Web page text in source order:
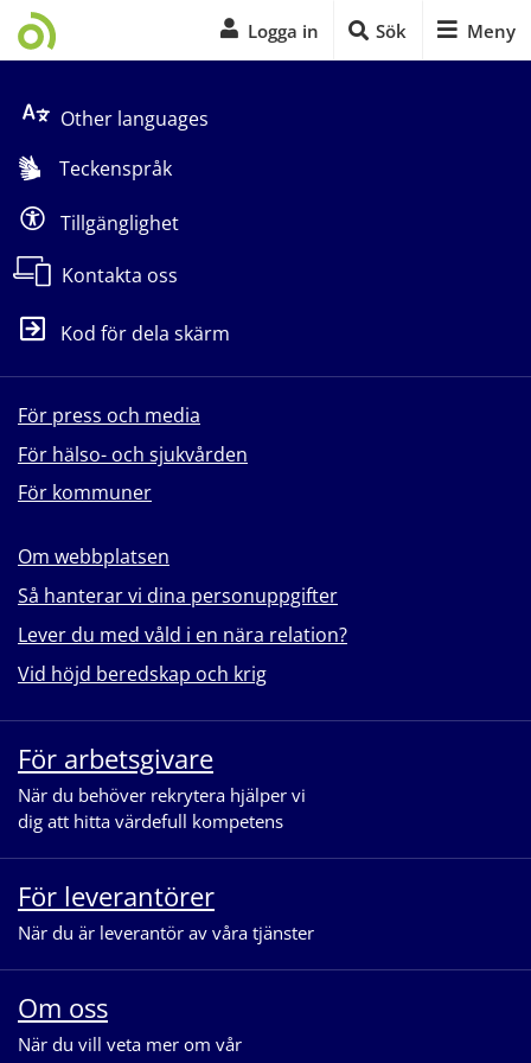
Logga in Sök Meny
Other languages
Teckenspråk
Tillgänglighet
Kontakta oss
Kod för dela skärm
För press och media
För hälso- och sjukvården
För kommuner
Om webbplatsen
Så hanterar vi dina personuppgifter
Lever du med våld i en nära relation?
Vid höjd beredskap och krig
För arbetsgivare
När du behöver rekrytera hjälper vi
dig att hitta värdefull kompetens
För leverantörer
När du är leverantör av våra tjänster
Om oss
När du vill veta mer om vår